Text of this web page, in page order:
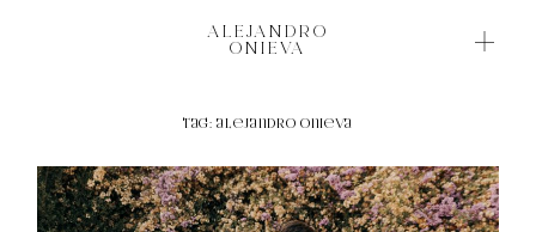
ALEJANDRO
ONIEVA
Tag: alejandro onieva
BODAS BONITAS
NOVEDADES